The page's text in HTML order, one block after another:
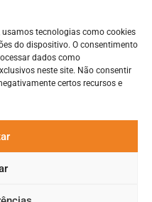
usamos tecnologias como cookies
do dispositivo. O consentimento
dados como
neste site. Não consentir
certos recursos e